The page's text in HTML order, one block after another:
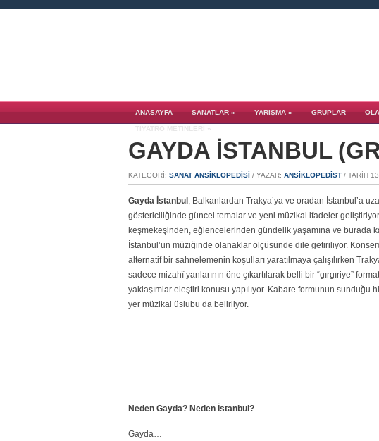
ANASAYFA SANATLAR» YARIŞMA» GRUPLAR
TIYATRO METINLERI »
GAYDA İSTANBUL
KATEGORI: SANAT ANSİKLOPEDİSİ / YAZAR: ANSIKLOPEDIST / TARIH
Gayda İstanbul , Balkanlardan Trakya’ya ve oradan İstanbul’a
göstericiliğinde güncel temalar ve yeni müzikal ifadeler
keşmekeşinden, eğlencelerinden gündelik yaşamına ve burada
İstanbul’un müziğinde olanaklar ölçüsünde dile getiriliyor.
alternatif bir sahnelemenin koşulları yaratılmaya çalışılırken
sadece mizahî yanlarının öne çıkartılarak belli bir “gırgıriye”
yaklaşımlar eleştiri konusu yapılıyor. Kabare formunun sunduğu
yer müzikal üslubu da belirliyor.
Neden Gayda? Neden İstanbul?
Gayda…